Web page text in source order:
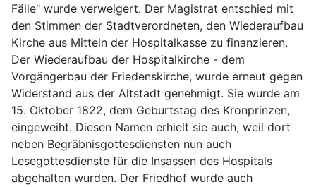
Fälle" wurde verweigert. Der Magistrat entschied mit
den Stimmen der Stadtverordneten, den Wiederaufbau
Kirche aus Mitteln der Hospitalkasse zu finanzieren.
Der Wiederaufbau der Hospitalkirche - dem
Vorgängerbau der Friedenskirche, wurde erneut gegen
Widerstand aus der Altstadt genehmigt. Sie wurde am
15. Oktober 1822, dem Geburtstag des Kronprinzen,
eingeweiht. Diesen Namen erhielt sie auch, weil dort
neben Begräbnisgottesdiensten nun auch
Lesegottesdienste für die Insassen des Hospitals
abgehalten wurden. Der Friedhof wurde auch